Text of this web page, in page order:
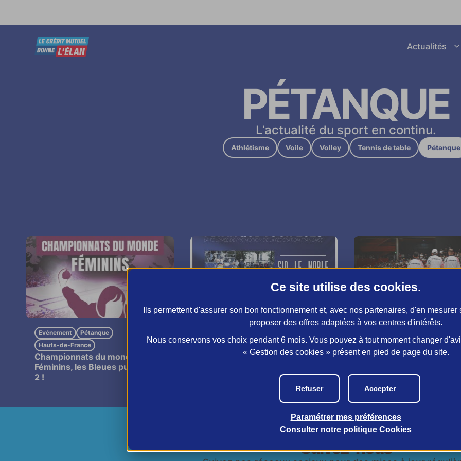
Actualités next_page
PÉTANQUE
L’actualité du sport en continu.
Athlétisme Voile Volley Tennis de table Pétanque
Championnats du monde
Féminins, les Bleues puissance
2 !
Evénement
Pétanque
Hauts-de-France
Pétanque Tour 2025, demandez
le programme !
Le Crédit Mutuel
la Fédération Française
(FFPJP)
Suivez-nous
Ce site utilise des cookies.
Ils permettent d'assurer son bon fonctionnement et, avec nos partenaires, d'en
proposer des offres adaptées à vos centres d'intérêts.
Nous conservons vos choix pendant 6 mois. Vous pouvez à tout moment changer
« Gestion des cookies » présent en pied de page du site.
Accepter
Refuser
Paramétrer mes préférences
Consulter notre politique Cookies